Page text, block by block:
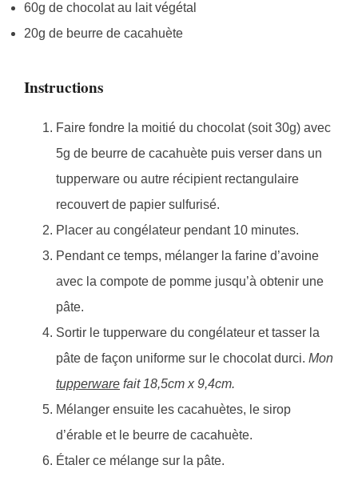
60g de chocolat au lait végétal
20g de beurre de cacahuète
Instructions
Faire fondre la moitié du chocolat (soit 30g) avec
5g de beurre de cacahuète puis verser dans un
tupperware ou autre récipient rectangulaire
recouvert de papier sulfurisé.
Placer au congélateur pendant 10 minutes.
Pendant ce temps, mélanger la farine d’avoine
avec la compote de pomme jusqu’à obtenir une
pâte.
Sortir le tupperware du congélateur et tasser la
pâte de façon uniforme sur le chocolat durci. Mon
tupperware fait 18,5cm x 9,4cm.
Mélanger ensuite les cacahuètes, le sirop
d’érable et le beurre de cacahuète.
Étaler ce mélange sur la pâte.